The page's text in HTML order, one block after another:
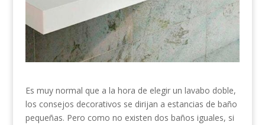
Es muy normal que a la hora de elegir un lavabo doble,
los consejos decorativos se dirijan a estancias de baño
pequeñas. Pero como no existen dos baños iguales, si